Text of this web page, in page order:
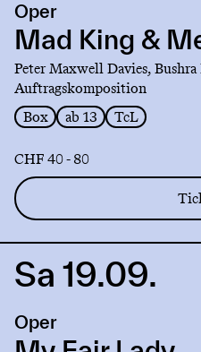
Mad
King
Medea
Oper
Mad King &
Peter Maxwell Davies,
Auftragskomposition
Box
ab 13 TcL
CHF 40 - 80
Link
My
Fair
Sa 19.09.
Oper